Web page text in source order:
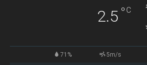
2.5 °C
71% 5m/s